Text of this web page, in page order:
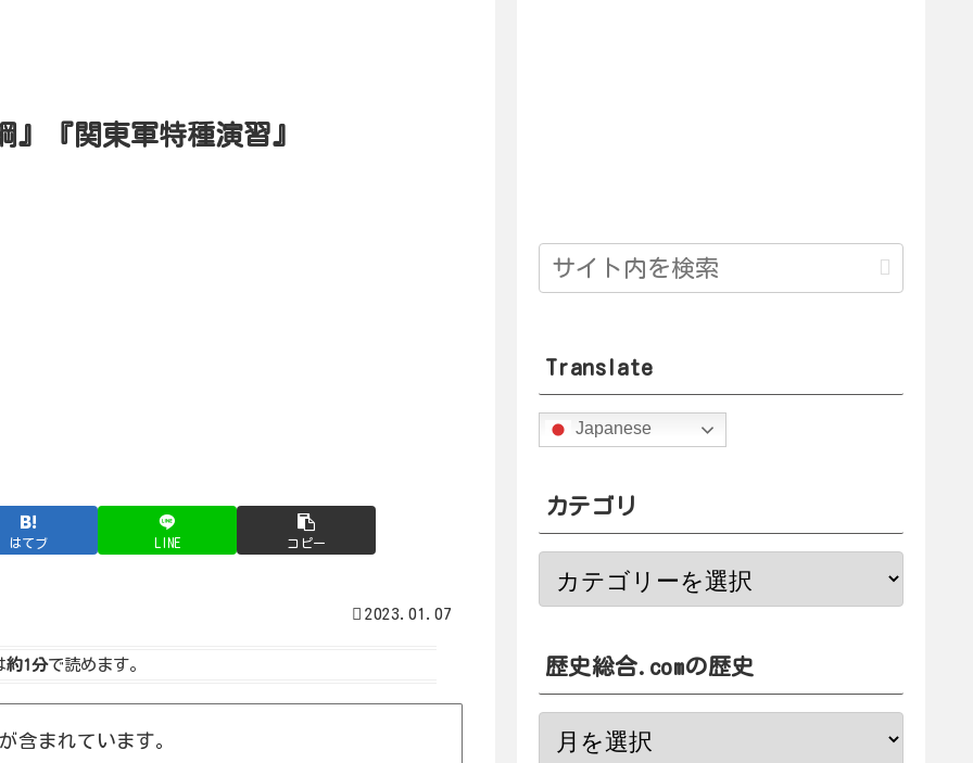
『関東軍特種演習』
はてブ LINE コピー
2023.01.07
約1分で読めます。
含まれています。
Translate
Japanese
カテゴリ
歴史総合.comの歴史